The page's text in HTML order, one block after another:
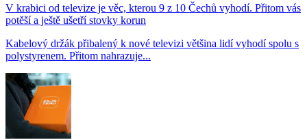
V krabici od televize je věc, kterou 9 z 10 Čechů vyhodí. Přitom vás
potěší a ještě ušetří stovky korun
Kabelový držák přibalený k nové televizi většina lidí vyhodí spolu s
polystyrenem. Přitom nahrazuje...